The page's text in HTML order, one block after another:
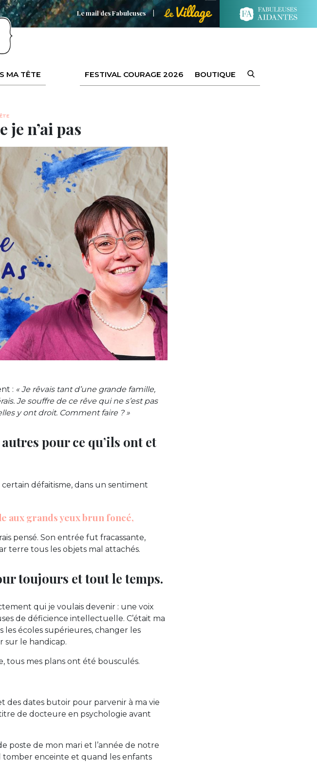
Le mail des Fabuleuses
MA TÊTE FESTIVAL COURAGE 2026 BOUTIQUE
je n’ai pas
: « Je rêvais tant d’une grande famille,
Je souffre de ce rêve qui ne s’est pas
y ont droit. Comment faire ? »
pour ce qu’ils ont et
défaitisme, dans un sentiment
aux grands yeux brun foncé,
pensé. Son entrée fut fracassante,
terre tous les objets mal attachés.
toujours et tout le temps.
qui je voulais devenir : une voix
de déficience intellectuelle. C’était ma
les écoles supérieures, changer les
sur le handicap.
tous mes plans ont été bousculés.
des dates butoir pour parvenir à ma vie
de docteure en psychologie avant
poste de mon mari et l’année de notre
tomber enceinte et quand les enfants